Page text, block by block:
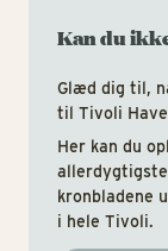
Kan du
Glæd dig til,
til Tivoli
Her kan du
kronbladene
i hele Tivoli.